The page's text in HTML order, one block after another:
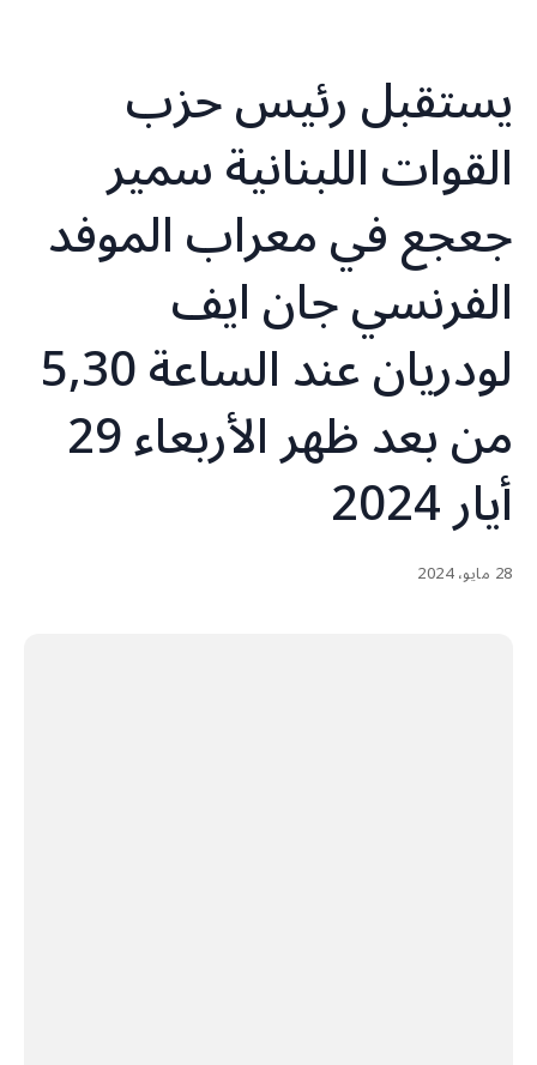
يستقبل رئيس حزب
القوات اللبنانية سمير
جعجع في معراب الموفد
الفرنسي جان ايف
لودريان عند الساعة 5,30
من بعد ظهر الأربعاء 29
أيار 2024
28 مايو، 2024